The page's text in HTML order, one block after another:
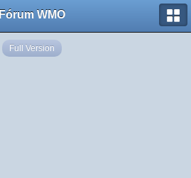
Fórum WMO
Full Version